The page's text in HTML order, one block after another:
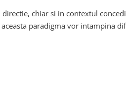
chiar si in contextul
paradigma vor intampina